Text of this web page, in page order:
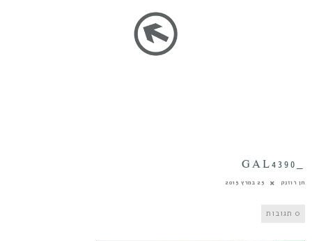
_GAL4390
חן רוזנק 25 במרץ 2015
0 תגובות